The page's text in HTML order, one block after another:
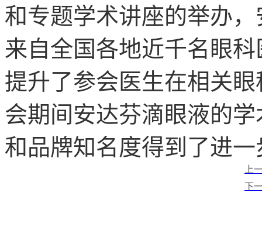
和专题学术讲座的举办
来自全国各地近千名眼
提升了参会医生在相关
会期间安达芬滴眼液的
和品牌知名度得到了进
上
下